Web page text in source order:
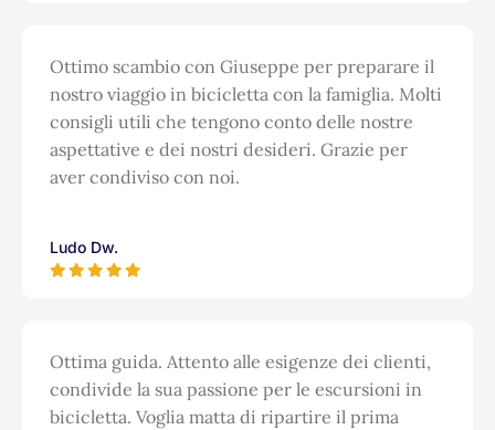
Ottimo scambio con Giuseppe per preparare il
nostro viaggio in bicicletta con la famiglia. Molti
consigli utili che tengono conto delle nostre
aspettative e dei nostri desideri. Grazie per
aver condiviso con noi.
Ludo Dw.
Ottima guida. Attento alle esigenze dei clienti,
condivide la sua passione per le escursioni in
bicicletta. Voglia matta di ripartire il prima